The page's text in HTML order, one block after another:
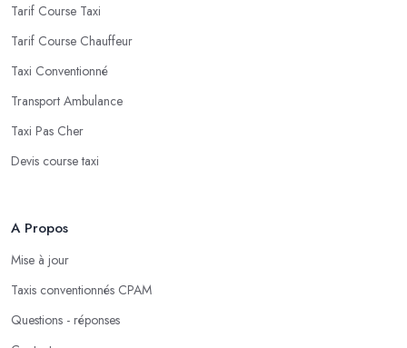
Tarif Course Taxi
Tarif Course Chauffeur
Taxi Conventionné
Transport Ambulance
Taxi Pas Cher
Devis course taxi
A Propos
Mise à jour
Taxis conventionnés CPAM
Questions - réponses